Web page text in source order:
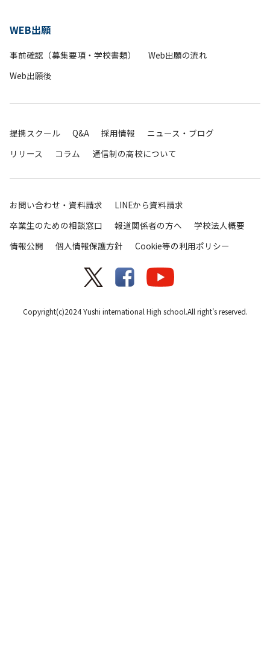
WEB出願
事前確認（募集要項・学校書類）
Web出願の流れ
Web出願後
提携スクール Q&A 採用情報
ニュース・ブログ
リリース
コラム 通信制の高校について
お問い合わせ・資料請求
LINEから資料請求
卒業生のための相談窓口
報道関係者の方へ
学校法人概要
情報公開
個人情報保護方針 Cookie等の利用ポリシー
Copyright(c)2024 Yushi international High school.All right’s reserved.